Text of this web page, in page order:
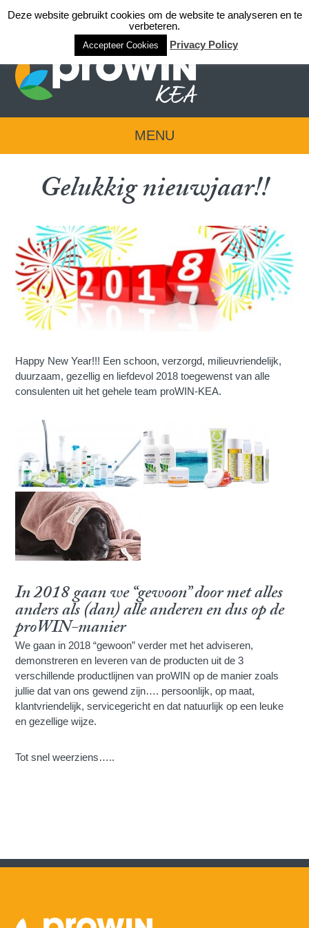
Login team KEA
MENU
Gelukkig nieuwjaar!!
Happy New Year!!! Een schoon, verzorgd, milieuvriendelijk,
duurzaam, gezellig en liefdevol 2018 toegewenst van alle
consulenten uit het gehele team proWIN-KEA.
In 2018 gaan we “gewoon” door met alles
anders als (dan) alle anderen en dus op de
proWIN-manier
We gaan in 2018 “gewoon” verder met het adviseren,
demonstreren en leveren van de producten uit de 3
verschillende productlijnen van proWIN op de manier zoals
jullie dat van ons gewend zijn…. persoonlijk, op maat,
klantvriendelijk, servicegericht en dat natuurlijk op een leuke
en gezellige wijze.
Tot snel weerziens…..
Deze website gebruikt cookies om de website te analyseren en te
verbeteren.
Accepteer Cookies Privacy Policy